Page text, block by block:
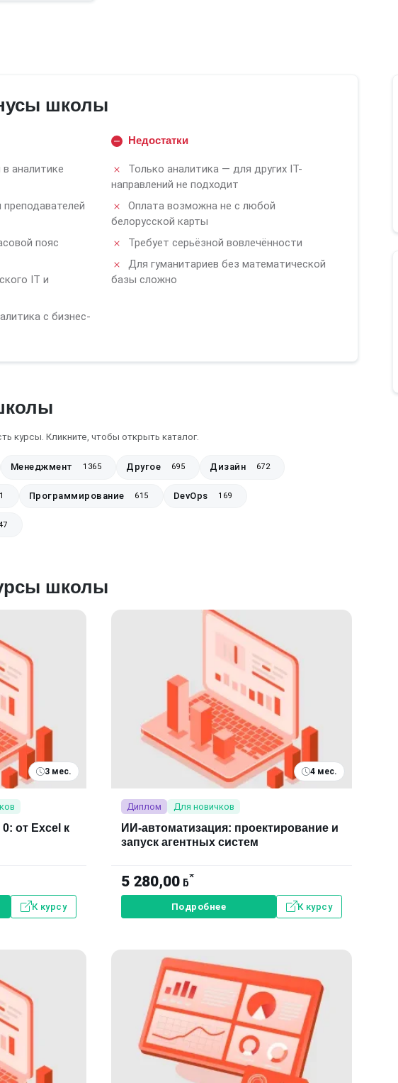
школы
аналитике
пояс
IT и
с бизнес-
Недостатки
Только аналитика — для других IT-
направлений не подходит
Оплата возможна не с любой
белорусской карты
Требует серьёзной вовлечённости
Для гуманитариев без математической
базы сложно
курсы. Кликните, чтобы открыть каталог.
Менеджмент 1365 Другое 695 Дизайн 672
Программирование 615 DevOps 169
школы
3 мес.
от Excel к
К курсу
4 мес.
Диплом Для новичков
ИИ-автоматизация: проектирование и
запуск агентных систем
5 280,00ƃ*
Подробнее К курсу